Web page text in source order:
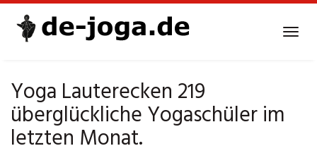
Yoga Lauterecken 219
überglückliche Yogaschüler im
letzten Monat.